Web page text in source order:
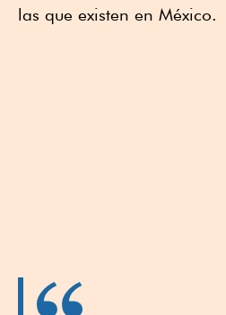
las que existen en México.